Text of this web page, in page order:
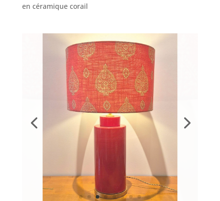
en céramique corail